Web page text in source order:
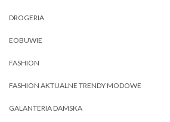
DROGERIA
EOBUWIE
FASHION
FASHION AKTUALNE TRENDY MODOWE
GALANTERIA DAMSKA